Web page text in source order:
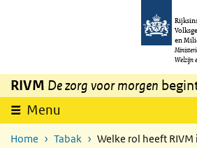
Overslaan en naar de inhoud gaan
en
Welzijn
RIVM De zorg voor morgen
Menu
Home Tabak Welke rol heeft